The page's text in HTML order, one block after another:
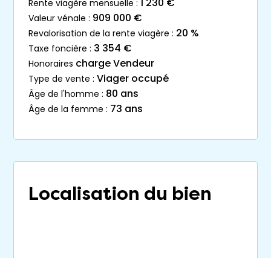
rente viagère mensuelle :
valeur vénale : 909 000 €
revalorisation de la rente viagère : 20 %
taxe foncière : 3 354 €
honoraires charge Vendeur
type de vente : Viager occupé
âge de l'homme : 80 ans
âge de la femme : 73 ans
Localisation du bien